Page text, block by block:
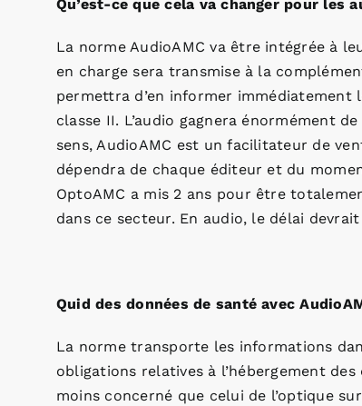
Qu’est-ce que cela va changer pour les
La norme AudioAMC va être intégrée à
en charge sera transmise à la
permettra d’en informer immédiatement
classe II. L’audio gagnera énormément
sens, AudioAMC est un facilitateur de
dépendra de chaque éditeur et du
OptoAMC a mis 2 ans pour être
dans ce secteur. En audio, le délai
Quid des données de santé avec
La norme transporte les informations
obligations relatives à l’hébergement
moins concerné que celui de l’optique